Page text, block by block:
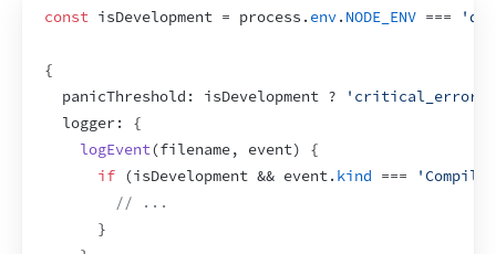
const isDevelopment = process . env. NODE_ENV ===
{
  panicThreshold
: isDevelopment ?
'critical_errors'
logger:
{
logEvent(filename, event)
{
if (isDevelopment && event. kind ===
// ...
}